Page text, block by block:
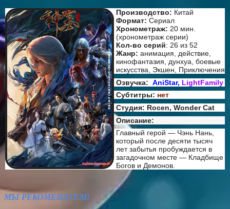
Производство: Китай
Формат: Сериал
Хронометраж: 20 мин.
(хронометраж серии)
Кол-во серий: 26 из 52
Жанр: анимация, действие,
кинофантазия, дунхуа, боевые
искусства, Экшен, Приключения
Озвучка: AniStar, LightFamily
Субтитры: нет
Студия: Rocen, Wonder Cat
Описание:
Главный герой — Чэнь Нань,
который после десяти тысяч
лет забытья пробуждается в
загадочном месте — Кладбище
Богов и Демонов.
МЫ РЕКОМЕНДУЕМ!